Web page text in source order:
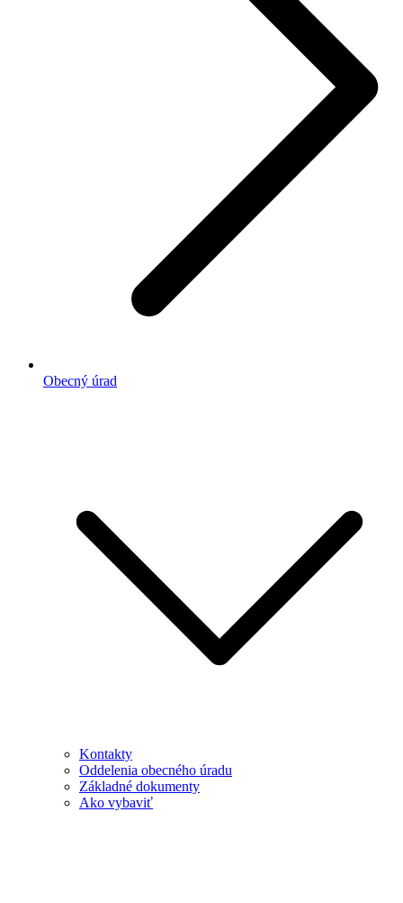
Obecný úrad
Kontakty
Oddelenia obecného úradu
Základné dokumenty
Ako vybaviť